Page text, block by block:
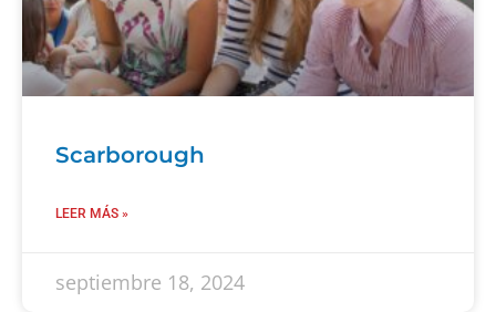
Scarborough
LEER MÁS »
septiembre 18, 2024